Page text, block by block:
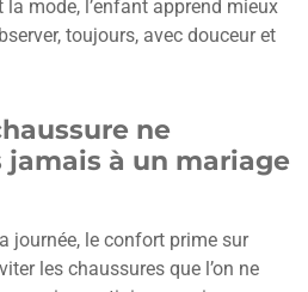
mode, l’enfant apprend mieux
toujours, avec douceur et
ne
à un mariage
journée, le confort prime sur
les chaussures que l’on ne